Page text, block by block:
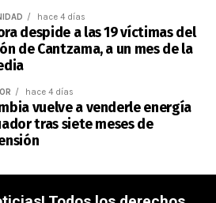
hace 4 días
despide a las 19 víctimas del
de Cantzama, a un mes de la
hace 4 días
vuelve a venderle energía
tras siete meses de